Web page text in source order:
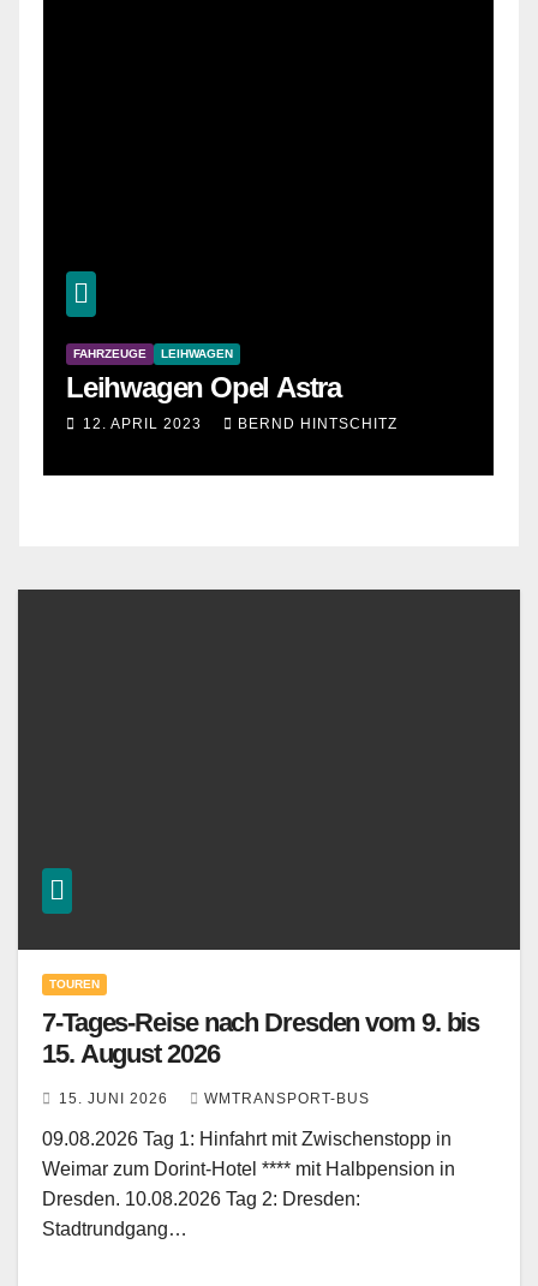
FAHRZEUGE LEIHWAGEN
Leihwagen Opel Astra
12. APRIL 2023 BERND HINTSCHITZ
TOUREN
7-Tages-Reise nach Dresden vom 9. bis
15. August 2026
15. JUNI 2026 WMTRANSPORT-BUS
09.08.2026 Tag 1: Hinfahrt mit Zwischenstopp in
Weimar zum Dorint-Hotel **** mit Halbpension in
Dresden. 10.08.2026 Tag 2: Dresden:
Stadtrundgang…